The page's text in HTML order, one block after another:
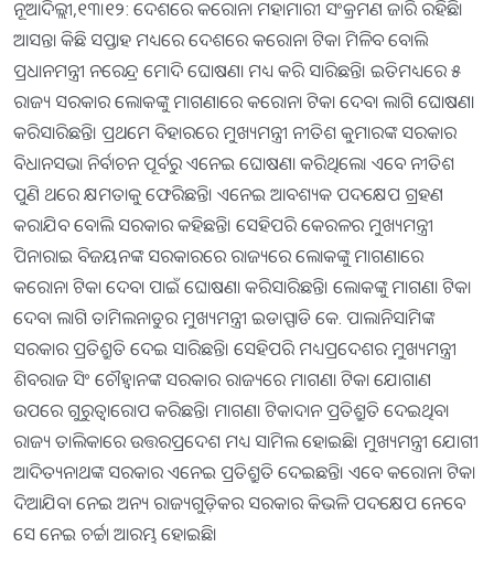
ନୂଆଦିଲ୍ଲୀ,୧୩।୧୨: ଦେଶରେ କରୋନା ମହାମାରୀ ସଂକ୍ରମଣ ଜାରି ରହିଛି।
ଆସନ୍ତା କିଛି ସପ୍ତାହ ମଧ୍ୟରେ ଦେଶରେ କରୋନା ଟିକା ମିଳିବ ବୋଲି
ପ୍ରଧାନମନ୍ତ୍ରୀ ନରେନ୍ଦ୍ର ମୋଦି ଘୋଷଣା ମଧ୍ୟ କରି ସାରିଛନ୍ତି। ଇତିମଧ୍ୟରେ ୫
ରାଜ୍ୟ ସରକାର ଲୋକଙ୍କୁ ମାଗଣାରେ କରୋନା ଟିକା ଦେବା ଲାଗି ଘୋଷଣା
କରିସାରିଛନ୍ତି। ପ୍ରଥମେ ବିହାରରେ ମୁଖ୍ୟମନ୍ତ୍ରୀ ନୀତିଶ କୁମାରଙ୍କ ସରକାର
ବିଧାନସଭା ନିର୍ବାଚନ ପୂର୍ବରୁ ଏନେଇ ଘୋଷଣା କରିଥିଲେ। ଏବେ ନୀତିଶ
ପୁଣି ଥରେ କ୍ଷମତାକୁ ଫେରିଛନ୍ତି। ଏନେଇ ଆବଶ୍ୟକ ପଦକ୍ଷେପ ଗ୍ରହଣ
କରାଯିବ ବୋଲି ସରକାର କହିଛନ୍ତି। ସେହିପରି କେରଳର ମୁଖ୍ୟମନ୍ତ୍ରୀ
ପିନାରାଇ ବିଜୟନଙ୍କ ସରକାରରେ ରାଜ୍ୟରେ ଲୋକଙ୍କୁ ମାଗଣାରେ
କରୋନା ଟିକା ଦେବା ପାଇଁ ଘୋଷଣା କରିସାରିଛନ୍ତି। ଲୋକଙ୍କୁ ମାଗଣା ଟିକା
ଦେବା ଲାଗି ତାମିଲନାଡୁର ମୁଖ୍ୟମନ୍ତ୍ରୀ ଇଡାପ୍ପାଡି କେ. ପାଲାନିସାମିଙ୍କ
ସରକାର ପ୍ରତିଶ୍ରୁତି ଦେଇ ସାରିଛନ୍ତି। ସେହିପରି ମଧ୍ୟପ୍ରଦେଶର ମୁଖ୍ୟମନ୍ତ୍ରୀ
ଶିବରାଜ ସିଂ ଚୌହ୍ବାନଙ୍କ ସରକାର ରାଜ୍ୟରେ ମାଗଣା ଟିକା ଯୋଗାଣ
ଉପରେ ଗୁରୁତ୍ୱାରୋପ କରିଛନ୍ତି। ମାଗଣା ଟିକାଦାନ ପ୍ରତିଶ୍ରୁତି ଦେଇଥିବା
ରାଜ୍ୟ ତାଲିକାରେ ଉତ୍ତରପ୍ରଦେଶ ମଧ୍ୟ ସାମିଲ ହୋଇଛି। ମୁଖ୍ୟମନ୍ତ୍ରୀ ଯୋଗୀ
ଆଦିତ୍ୟନାଥଙ୍କ ସରକାର ଏନେଇ ପ୍ରତିଶ୍ରୁତି ଦେଇଛନ୍ତି। ଏବେ କରୋନା ଟିକା
ଦିଆଯିବା ନେଇ ଅନ୍ୟ ରାଜ୍ୟଗୁଡ଼ିକର ସରକାର କିଭଳି ପଦକ୍ଷେପ ନେବେ
ସେ ନେଇ ଚର୍ଚ୍ଚା ଆରମ୍ଭ ହୋଇଛି।